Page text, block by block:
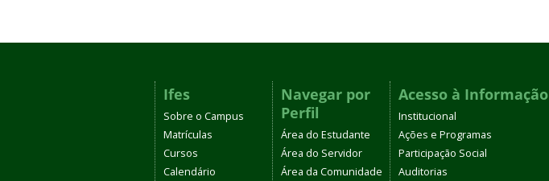
Ifes
Sobre o Campus
Matrículas
Cursos
Calendário
Navegar por
Perfil
Área do Estudante
Área do Servidor
Área da Comunidade
Acesso à Informação
Institucional
Ações e Programas
Participação Social
Auditorias